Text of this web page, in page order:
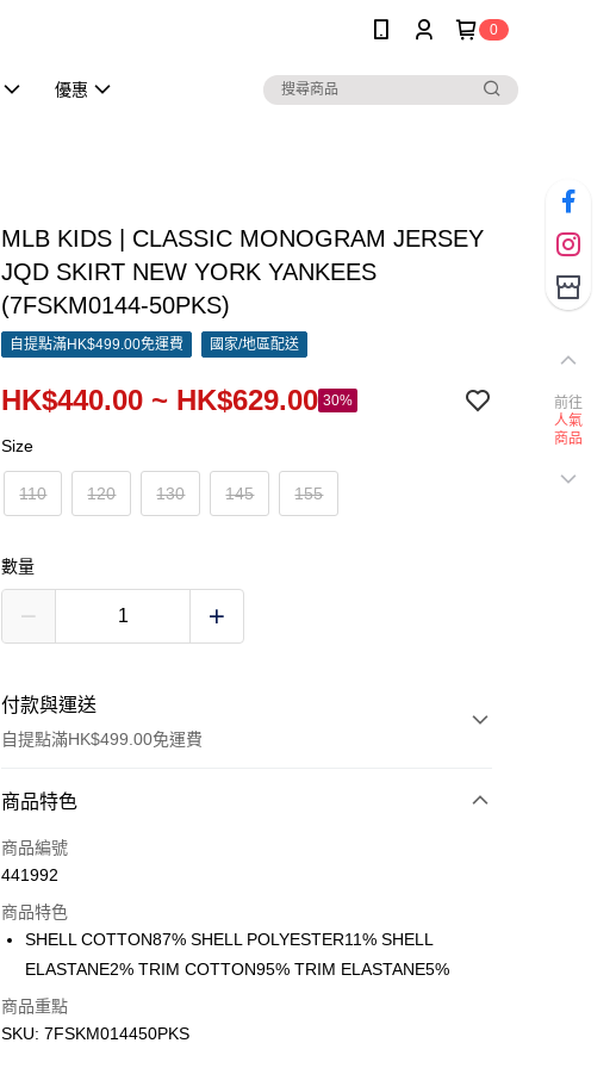
0
優惠
MLB KIDS | CLASSIC MONOGRAM JERSEY
JQD SKIRT NEW YORK YANKEES
(7FSKM0144-50PKS)
自提點滿HK$499.00免運費 國家/地區配送
HK$440.00 ~ HK$629.00 30%
Size
110 120 130 145 155
數量
付款與運送
自提點滿HK$499.00免運費
付款方式
信用卡
Google Pay
AlipayHK
WeChat Pay
商品特色
商品編號
441992
商品特色
SHELL COTTON87% SHELL POLYESTER11% SHELL
ELASTANE2% TRIM COTTON95% TRIM ELASTANE5%
商品重點
SKU: 7FSKM014450PKS
前往
人氣
商品